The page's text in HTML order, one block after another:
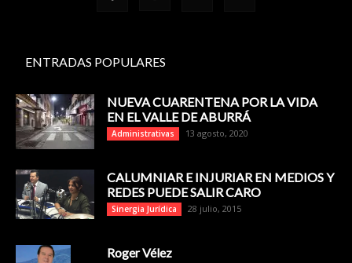
ENTRADAS POPULARES
NUEVA CUARENTENA POR LA VIDA
EN EL VALLE DE ABURRÁ
Administrativas 13 agosto, 2020
CALUMNIAR E INJURIAR EN MEDIOS Y
REDES PUEDE SALIR CARO
Sinergia Jurídica 28 julio, 2015
Roger Vélez